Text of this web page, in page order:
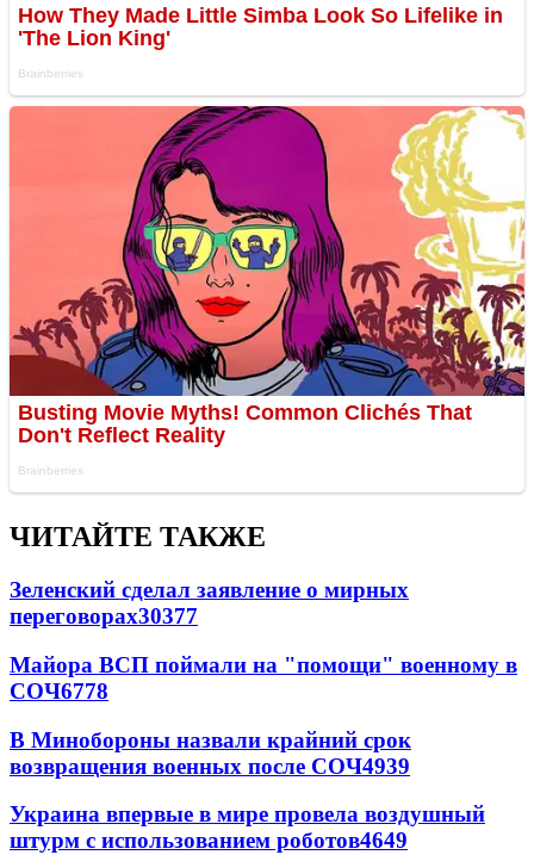
ЧИТАЙТЕ ТАКЖЕ
Зеленский сделал заявление о мирных
переговорах30377
Майора ВСП поймали на "помощи" военному в
СОЧ6778
В Минобороны назвали крайний срок
возвращения военных после СОЧ4939
Украина впервые в мире провела воздушный
штурм с использованием роботов4649